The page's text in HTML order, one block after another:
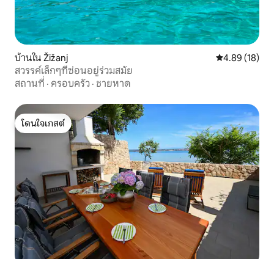
บ้านใน Žižanj คะแนนเฉลี่ย
4.89 (18)
สวรรค์เล็กๆที่ซ่อนอยู่ร่วมสมัย
สถานที่ · ครอบครัว · ชายหาด
โดนใจเกสต์
โดนใจเกสต์